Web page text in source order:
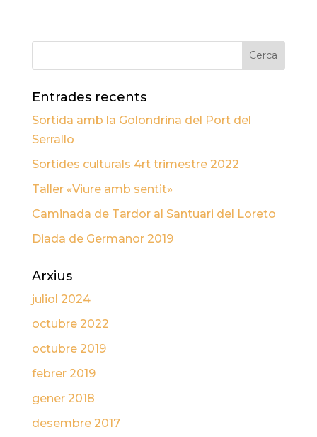
Entrades recents
Sortida amb la Golondrina del Port del
Serrallo
Sortides culturals 4rt trimestre 2022
Taller «Viure amb sentit»
Caminada de Tardor al Santuari del Loreto
Diada de Germanor 2019
Arxius
juliol 2024
octubre 2022
octubre 2019
febrer 2019
gener 2018
desembre 2017